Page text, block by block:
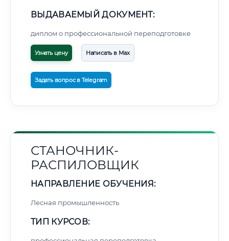
ВЫДАВАЕМЫЙ ДОКУМЕНТ:
диплом о профессиональной переподготовке
Узнать цену Написать в Max
Задать вопрос в Telegram
СТАНОЧНИК-
РАСПИЛОВЩИК
НАПРАВЛЕНИЕ ОБУЧЕНИЯ:
Лесная промышленность
ТИП КУРСОВ: